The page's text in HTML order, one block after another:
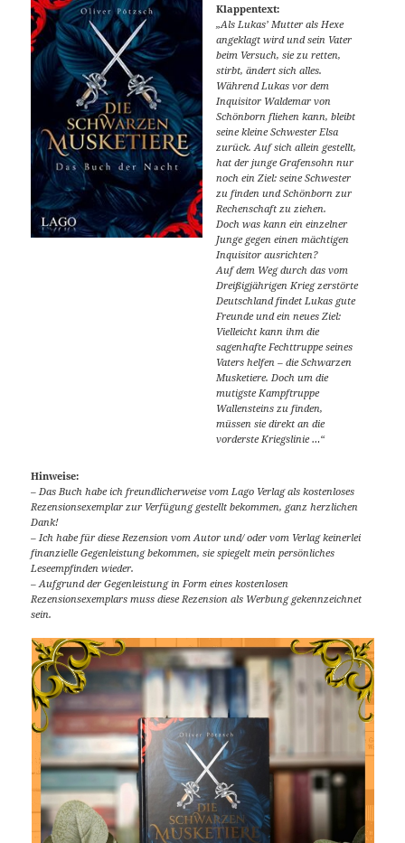
Klappentext:
„Als Lukas’ Mutter als Hexe
angeklagt wird und sein Vater
beim Versuch, sie zu retten,
stirbt, ändert sich alles.
Während Lukas vor dem
Inquisitor Waldemar von
Schönborn fliehen kann, bleibt
seine kleine Schwester Elsa
zurück. Auf sich allein gestellt,
hat der junge Grafensohn nur
noch ein Ziel: seine Schwester
zu finden und Schönborn zur
Rechenschaft zu ziehen.
Doch was kann ein einzelner
Junge gegen einen mächtigen
Inquisitor ausrichten?
Auf dem Weg durch das vom
Dreißigjährigen Krieg zerstörte
Deutschland findet Lukas gute
Freunde und ein neues Ziel:
Vielleicht kann ihm die
sagenhafte Fechttruppe seines
Vaters helfen – die Schwarzen
Musketiere. Doch um die
mutigste Kampftruppe
Wallensteins zu finden,
müssen sie direkt an die
vorderste Kriegslinie …“
Hinweise:
– Das Buch habe ich freundlicherweise vom Lago Verlag als kostenloses
Rezensionsexemplar zur Verfügung gestellt bekommen, ganz herzlichen
Dank!
– Ich habe für diese Rezension vom Autor und/ oder vom Verlag keinerlei
finanzielle Gegenleistung bekommen, sie spiegelt mein persönliches
Leseempfinden wieder.
– Aufgrund der Gegenleistung in Form eines kostenlosen
Rezensionsexemplars muss diese Rezension als Werbung gekennzeichnet
sein.